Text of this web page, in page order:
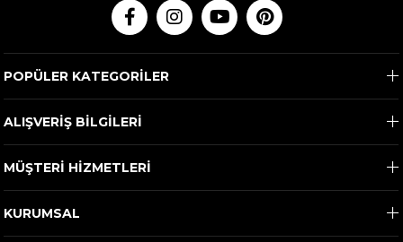
POPÜLER KATEGORİLER
ALIŞVERİŞ BİLGİLERİ
MÜŞTERİ HİZMETLERİ
KURUMSAL